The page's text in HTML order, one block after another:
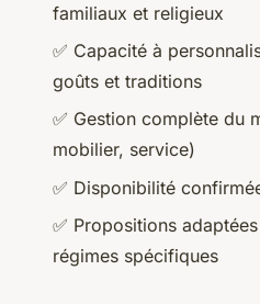
familiaux et religieux
✅ Capacité à
goûts et traditions
✅ Gestion complète du
mobilier, service)
✅ Disponibilité
✅ Propositions
régimes spécifiques